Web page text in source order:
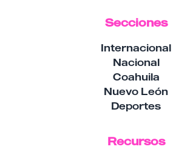
Secciones
Internacional
Nacional
Coahuila
Nuevo León
Deportes
Recursos